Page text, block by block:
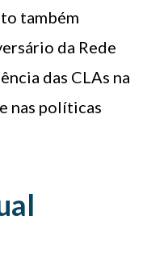
também
da Rede
das CLAs na
nas políticas